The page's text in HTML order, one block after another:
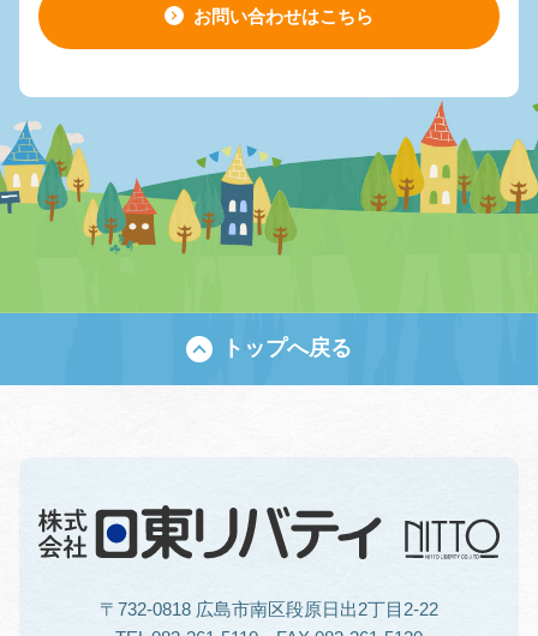
お問い合わせはこちら
トップへ戻る
〒732-0818 広島市南区段原日出2丁目2-22